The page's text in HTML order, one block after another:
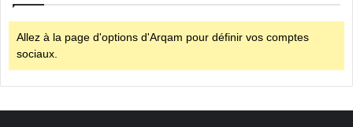
Allez à la page d'options d'Arqam pour définir vos comptes
sociaux.